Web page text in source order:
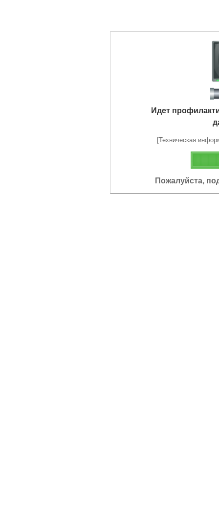
Идет
[Техническая
Пожалуйста,